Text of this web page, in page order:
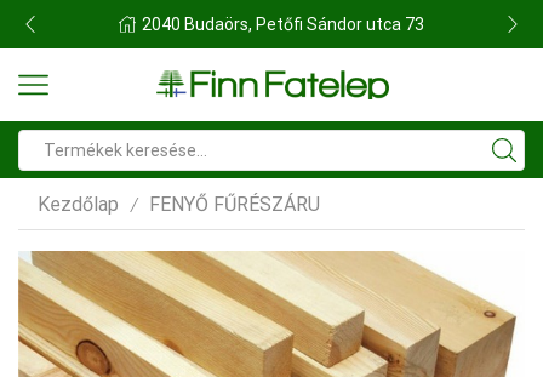
FINN FATELEP BUDAÖRS
input
Kezdőlap / FENYŐ FŰRÉSZÁRU